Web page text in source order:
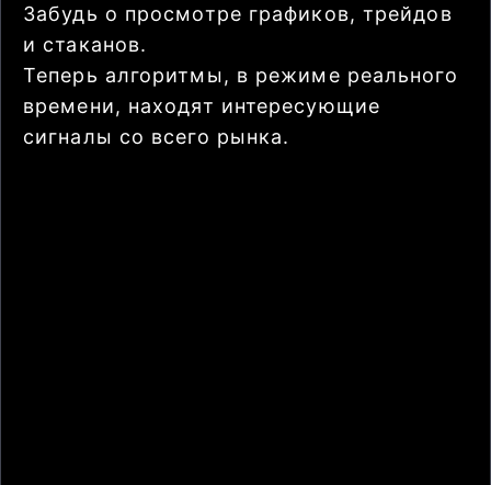
Забудь о просмотре графиков, трейдов
и стаканов.
Теперь алгоритмы, в режиме реального
времени, находят интересующие
сигналы со всего рынка.